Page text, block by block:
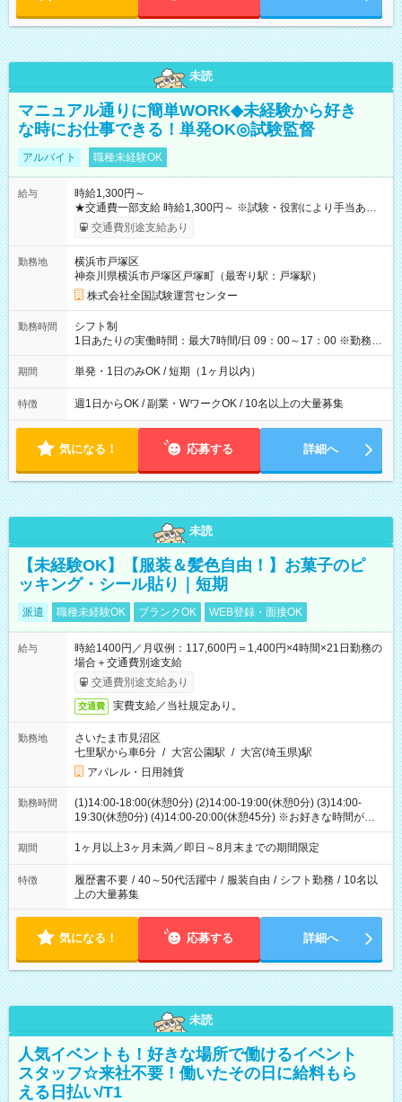
未読
マニュアル通りに簡単WORK◆未経験から好き
な時にお仕事できる！単発OK◎試験監督
アルバイト 職種未経験OK
給与
時給1,300円～
★交通費一部支給 時給1,300円～ ※試験・役割により手当あり
※勤務回数により昇給あり 【即給（前払い）オプションあ
り！】 希望される場合、勤務から1週間ほどで給与の一部を受け
例】 ・河合塾模擬試験 8:30～17:30（休憩1時間） 時給1,300円
×8時間＝日収10,400円＋交通費 ※当日の役割により時給＋100
円の場合あり ・国家試験 7:00～13:30（休憩なし） 時給1,300
円（役割手当＋100円）×6時間＝日収8,400円＋交通費 【試用期
間】試用期間なし
交通費別途支給あり
勤務地
横浜市戸塚区
神奈川県横浜市戸塚区戸塚町（最寄り駅：戸塚駅）
株式会社全国試験運営センター
勤務時間
シフト制
1日あたりの実働時間：最大7時間/日 09：00～17：00 ※勤務時
間は 試験により異なります。
期間 単発・1日のみOK / 短期（1ヶ月以内）
特徴 週1日からOK / 副業・WワークOK / 10名以上の大量募集
気になる！ 応募する 詳細へ
未読
【未経験OK】【服装＆髪色自由！】お菓子のピ
ッキング・シール貼り｜短期
派遣 職種未経験OK ブランクOK WEB登録・面接OK
給与
時給1400円／月収例：117,600円＝1,400円×4時間×21日勤務の
場合＋交通費別途支給
交通費別途支給あり
交通費 実費支給／当社規定あり。
勤務地
さいたま市見沼区
七里駅から車6分 / 大宮公園駅 / 大宮(埼玉県)駅
アパレル・日用雑貨
勤務時間
(1)14:00-18:00(休憩0分) (2)14:00-19:00(休憩0分) (3)14:00-
19:30(休憩0分) (4)14:00-20:00(休憩45分) ※お好きな時間が選べ
ます
期間 1ヶ月以上3ヶ月未満／即日～8月末までの期間限定
特徴 履歴書不要 / 40～50代活躍中 / 服装自由 / シフト勤務 / 10名以
上の大量募集
気になる！ 応募する 詳細へ
未読
人気イベントも！好きな場所で働けるイベント
スタッフ☆来社不要！働いたその日に給料もら
える日払い/T1